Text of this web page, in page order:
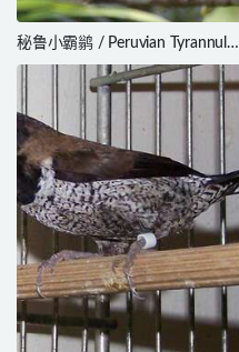
秘鲁小霸鹟 / Peruvian Tyrannulet
/ Zimmerius viridiflavus